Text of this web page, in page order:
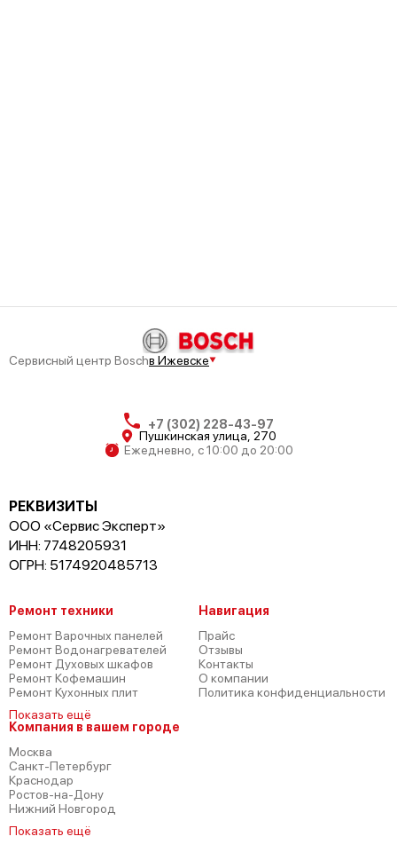
Bosch HMT75G461
Bosch HMT75M551
Bosch HMT84M624
Сервисный центр Boschв Ижевске
+7 (302) 228-43-97
Пушкинская улица, 270
Ежедневно, с 10:00 до 20:00
РЕКВИЗИТЫ
ООО «Сервис Эксперт»
ИНН: 7748205931
ОГРН: 5174920485713
Ремонт техники
Ремонт Варочных панелей
Ремонт Водонагревателей
Ремонт Духовых шкафов
Ремонт Кофемашин
Ремонт Кухонных плит
Показать ещё
Компания в вашем городе
Москва
Санкт-Петербург
Краснодар
Ростов-на-Дону
Нижний Новгород
Показать ещё
Навигация
Прайс
Отзывы
Контакты
О компании
Политика конфиденциальности